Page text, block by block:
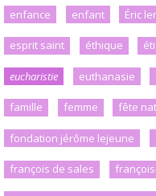
enfance enfant Éric
esprit saint éthique
eucharistie euthanasie
famille femme fête
fondation jérôme lejeune
françois de sales